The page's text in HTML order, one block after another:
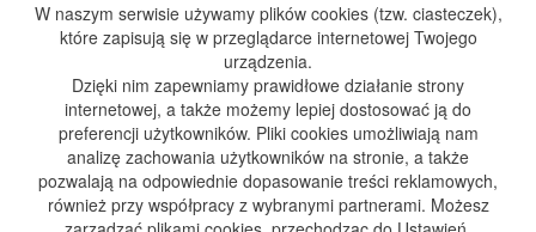
ul. Monterów 2/4
85-800 Bydgoszcz
ul. Kapuściska 2
85-807 Bydgoszcz
tel.
+48 509 191 094
email: biuro@artbud-instalacje.pl
W naszym serwisie używamy plików cookies (tzw. ciasteczek),
które zapisują się w przeglądarce internetowej Twojego
urządzenia.
Dzięki nim zapewniamy prawidłowe działanie strony
internetowej, a także możemy lepiej dostosować ją do
preferencji użytkowników. Pliki cookies umożliwiają nam
analizę zachowania użytkowników na stronie, a także
pozwalają na odpowiednie dopasowanie treści reklamowych,
również przy współpracy z wybranymi partnerami. Możesz